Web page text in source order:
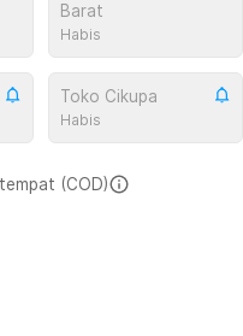
Barat
Habis
Toko Cikupa
Habis
(COD)